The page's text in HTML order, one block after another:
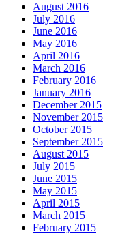
August 2016
July 2016
June 2016
May 2016
April 2016
March 2016
February 2016
January 2016
December 2015
November 2015
October 2015
September 2015
August 2015
July 2015
June 2015
May 2015
April 2015
March 2015
February 2015